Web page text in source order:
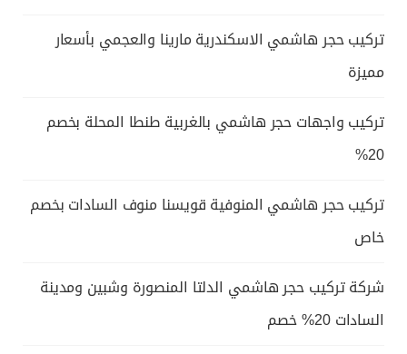
تركيب حجر هاشمي الاسكندرية مارينا والعجمي بأسعار
مميزة
تركيب واجهات حجر هاشمي بالغربية طنطا المحلة بخصم
20%
تركيب حجر هاشمي المنوفية قويسنا منوف السادات بخصم
خاص
شركة تركيب حجر هاشمي الدلتا المنصورة وشبين ومدينة
السادات 20% خصم